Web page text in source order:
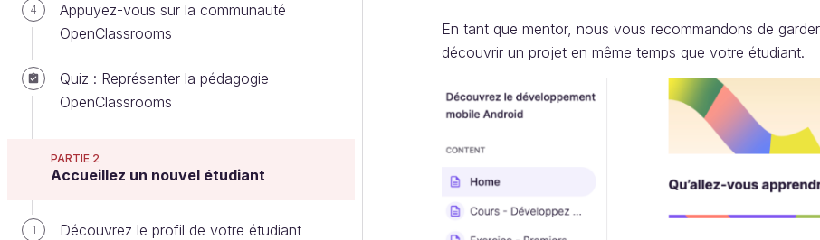
4
Appuyez-vous sur la communauté
OpenClassrooms
Quiz : Représenter la pédagogie
OpenClassrooms
PARTIE 2
Accueillez un nouvel étudiant
1 Découvrez le profil de votre étudiant
En tant que mentor, nous vous recommandons de
découvrir un projet en même temps que votre étudiant.